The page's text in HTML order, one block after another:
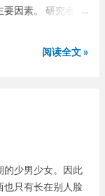
因素。 研究者还
随着时间的推
们很难关心他
阅读全文 »
的少男少女。因此
也只有长在别人脸